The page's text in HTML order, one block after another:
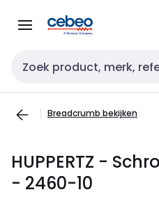
naar
naar
Zoekveld invoer
Breadcrumb bekijken
HUPPERTZ -
- 2460-10